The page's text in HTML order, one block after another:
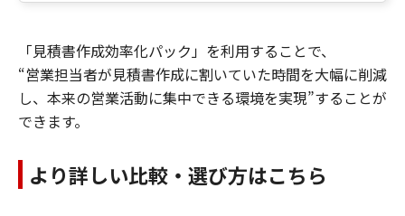
「見積書作成効率化パック」を利用することで、
“営業担当者が見積書作成に割いていた時間を大幅に削減
し、本来の営業活動に集中できる環境を実現”することが
できます。
より詳しい比較・選び方はこちら